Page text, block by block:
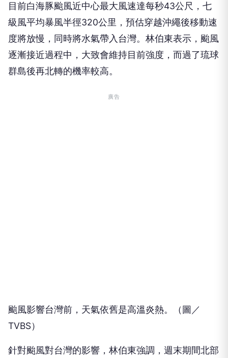
目前白海豚颱風近中心最大風速達每秒43公尺，七
級風平均暴風半徑320公里，預估穿越沖繩後移動速
度將放慢，同時將水氣帶入台灣。林伯東表示，颱風
逐漸接近過程中，大致會維持目前強度，而過了琉球
群島後再北轉的機率較高。
廣告
颱風影響台灣前，天氣依舊是高溫炎熱。（圖／
TVBS）
針對颱風對台灣的影響，林伯東強調，週末期間北部